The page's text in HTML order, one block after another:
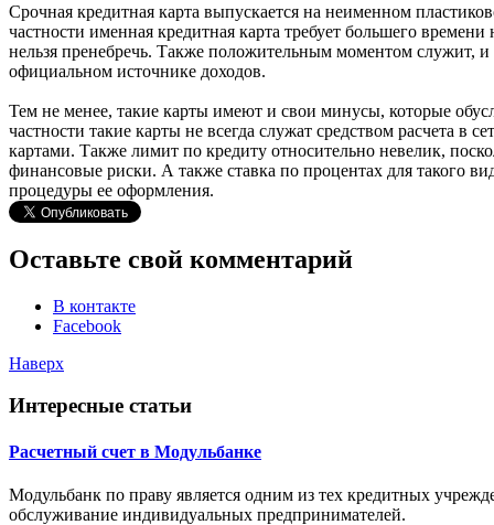
Срочная кредитная карта выпускается на неименном
частности именная кредитная карта требует большего
нельзя пренебречь. Также положительным моментом служит, и
официальном источнике доходов.
Тем не менее, такие карты имеют и свои минусы, которые
частности такие карты не всегда служат средством расчета в
картами. Также лимит по кредиту относительно невелик,
финансовые риски. А также ставка по процентах для такого
процедуры ее оформления.
Оставьте свой комментарий
В контакте
Facebook
Наверх
Интересные статьи
Расчетный счет в Модульбанке
Модульбанк по праву является одним из тех кредитных
обслуживание индивидуальных предпринимателей.